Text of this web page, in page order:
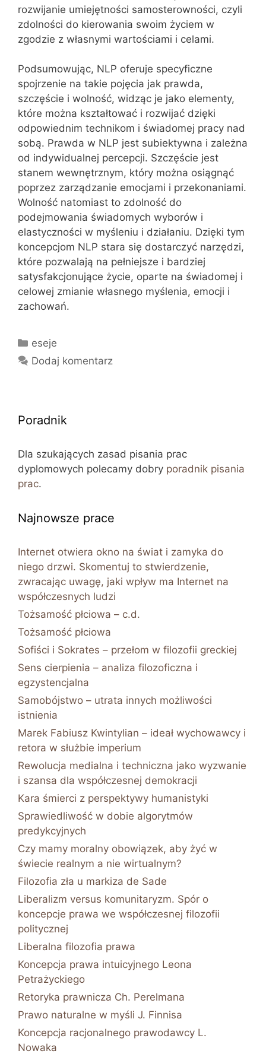
rozwijanie umiejętności samosterowności, czyli
zdolności do kierowania swoim życiem w
zgodzie z własnymi wartościami i celami.
Podsumowując, NLP oferuje specyficzne
spojrzenie na takie pojęcia jak prawda,
szczęście i wolność, widząc je jako elementy,
które można kształtować i rozwijać dzięki
odpowiednim technikom i świadomej pracy nad
sobą. Prawda w NLP jest subiektywna i zależna
od indywidualnej percepcji. Szczęście jest
stanem wewnętrznym, który można osiągnąć
poprzez zarządzanie emocjami i przekonaniami.
Wolność natomiast to zdolność do
podejmowania świadomych wyborów i
elastyczności w myśleniu i działaniu. Dzięki tym
koncepcjom NLP stara się dostarczyć narzędzi,
które pozwalają na pełniejsze i bardziej
satysfakcjonujące życie, oparte na świadomej i
celowej zmianie własnego myślenia, emocji i
zachowań.
Kategorie
eseje
Dodaj komentarz
Poradnik
Dla szukających zasad pisania prac
dyplomowych polecamy dobry poradnik pisania
prac.
Najnowsze prace
Internet otwiera okno na świat i zamyka do
niego drzwi. Skomentuj to stwierdzenie,
zwracając uwagę, jaki wpływ ma Internet na
współczesnych ludzi
Tożsamość płciowa – c.d.
Tożsamość płciowa
Sofiści i Sokrates – przełom w filozofii greckiej
Sens cierpienia – analiza filozoficzna i
egzystencjalna
Samobójstwo – utrata innych możliwości
istnienia
Marek Fabiusz Kwintylian – ideał wychowawcy i
retora w służbie imperium
Rewolucja medialna i techniczna jako wyzwanie
i szansa dla współczesnej demokracji
Kara śmierci z perspektywy humanistyki
Sprawiedliwość w dobie algorytmów
predykcyjnych
Czy mamy moralny obowiązek, aby żyć w
świecie realnym a nie wirtualnym?
Filozofia zła u markiza de Sade
Liberalizm versus komunitaryzm. Spór o
koncepcje prawa we współczesnej filozofii
politycznej
Liberalna filozofia prawa
Koncepcja prawa intuicyjnego Leona
Petrażyckiego
Retoryka prawnicza Ch. Perelmana
Prawo naturalne w myśli J. Finnisa
Koncepcja racjonalnego prawodawcy L.
Nowaka